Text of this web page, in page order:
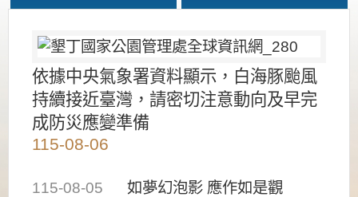
依據中央氣象署資料顯示，白海豚颱風
持續接近臺灣，請密切注意動向及早完
成防災應變準備
115-08-06
115-08-05
如夢幻泡影 應作如是觀